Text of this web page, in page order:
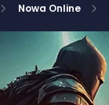
Nowa Online